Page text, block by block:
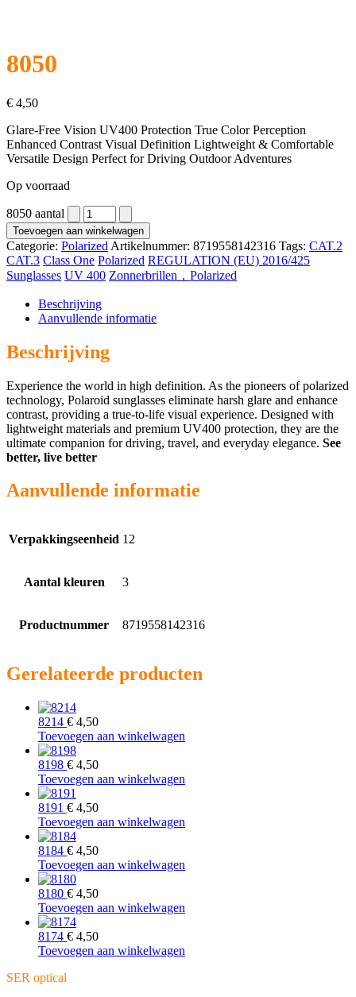
8050
€ 4,50
Glare-Free Vision UV400 Protection True Color Perception
Enhanced Contrast Visual Definition Lightweight & Comfortable
Versatile Design Perfect for Driving Outdoor Adventures
Op voorraad
8050 aantal
Toevoegen aan winkelwagen
Categorie: Polarized Artikelnummer: 8719558142316 Tags: CAT.2
CAT.3 Class One Polarized REGULATION (EU) 2016/425
Sunglasses UV 400 Zonnerbrillen，Polarized
Beschrijving
Aanvullende informatie
Beschrijving
Experience the world in high definition. As the pioneers of polarized
technology, Polaroid sunglasses eliminate harsh glare and enhance
contrast, providing a true-to-life visual experience. Designed with
lightweight materials and premium UV400 protection, they are the
ultimate companion for driving, travel, and everyday elegance. See
better, live better
Aanvullende informatie
Verpakkingseenheid 12
Aantal kleuren 3
Productnummer 8719558142316
Gerelateerde producten
8214 € 4,50
Toevoegen aan winkelwagen
8198 € 4,50
Toevoegen aan winkelwagen
8191 € 4,50
Toevoegen aan winkelwagen
8184 € 4,50
Toevoegen aan winkelwagen
8180 € 4,50
Toevoegen aan winkelwagen
8174 € 4,50
Toevoegen aan winkelwagen
SER optical